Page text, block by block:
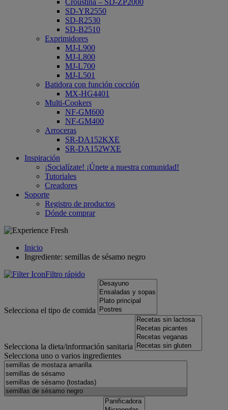
Croustina – SD-ZP2000
SD-YR2550
SD-R2530
SD-B2510
Exprimidores
MJ-L900
MJ-L800
MJ-L700
MJ-L501
Batidora con función cocción
MX-HG4401
Multi-Cookers
NF-GM600
NF-GM400
Arroceras
SR-DA152KXE
SR-DA152WXE
Inspiración
¡Socialízate! ¡Únete a nuestra comunidad!
Tutoriales
Creadores
Soporte
Registro de productos
Dónde comprar
Inicio
Ingrediente: semillas de sésamo negro
Filtro rápido
Selecciona el tipo de comida
Selecciona la dieta/información sanitaria
Selecciona uno o varios ingredientes